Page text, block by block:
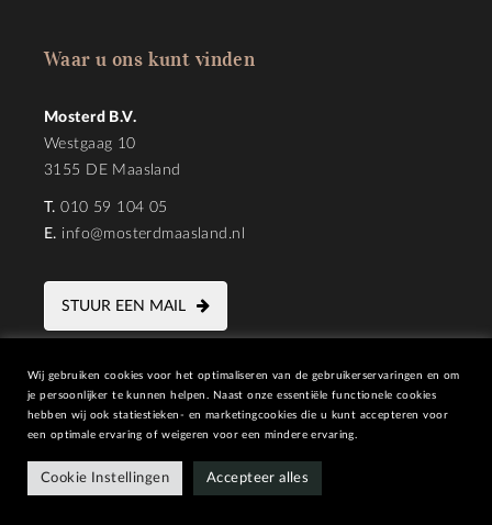
Waar u ons kunt vinden
Mosterd B.V.
Westgaag 10
3155 DE Maasland
T. 010 59 104 05
E. info@mosterdmaasland.nl
STUUR EEN MAIL
CODE |INSPIRATION CONCEPTS B.V. COPYRIGHT © 2026
Wij gebruiken cookies voor het optimaliseren van de gebruikerservaringen en om
je persoonlijker te kunnen helpen. Naast onze essentiële functionele cookies
hebben wij ook statiestieken- en marketingcookies die u kunt accepteren voor
een optimale ervaring of weigeren voor een mindere ervaring.
Cookie Instellingen Accepteer alles